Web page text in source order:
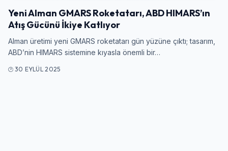
Yeni Alman GMARS Roketatarı, ABD HIMARS’ın
Atış Gücünü İkiye Katlıyor
Alman üretimi yeni GMARS roketatarı gün yüzüne çıktı; tasarım,
ABD’nin HIMARS sistemine kıyasla önemli bir…
30 EYLÜL 2025
Kullanıcı Adı veya E-posta
Şifre